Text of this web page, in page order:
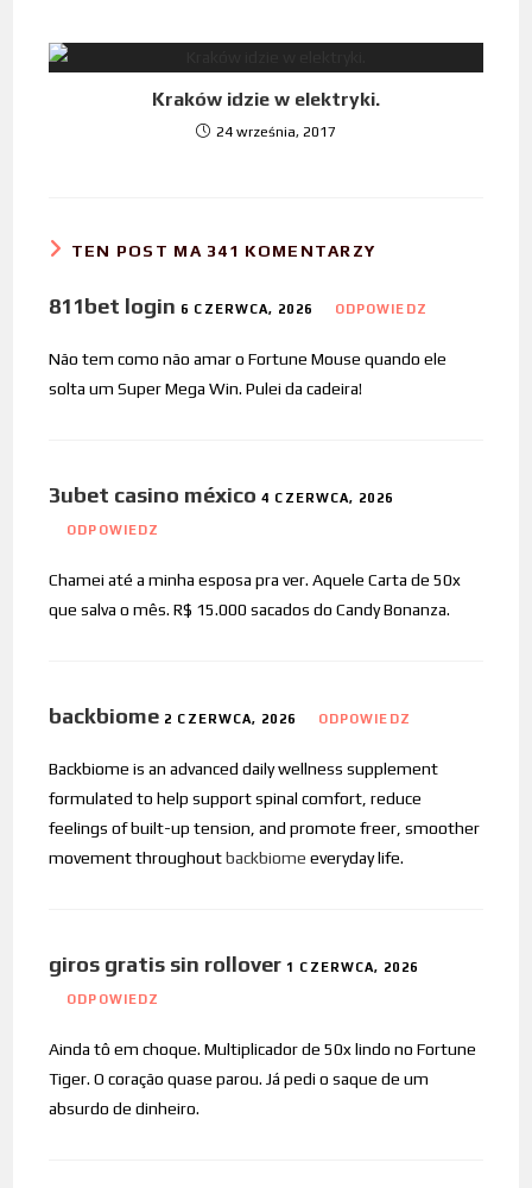
Kraków idzie w elektryki.
24 września, 2017
TEN POST MA 341 KOMENTARZY
811bet login 6 CZERWCA, 2026 ODPOWIEDZ
Não tem como não amar o Fortune Mouse quando ele
solta um Super Mega Win. Pulei da cadeira!
3ubet casino méxico 4 CZERWCA, 2026
ODPOWIEDZ
Chamei até a minha esposa pra ver. Aquele Carta de 50x
que salva o mês. R$ 15.000 sacados do Candy Bonanza.
backbiome 2 CZERWCA, 2026 ODPOWIEDZ
Backbiome is an advanced daily wellness supplement
formulated to help support spinal comfort, reduce
feelings of built-up tension, and promote freer, smoother
movement throughoutbackbiome everyday life.
giros gratis sin rollover 1 CZERWCA, 2026
ODPOWIEDZ
Ainda tô em choque. Multiplicador de 50x lindo no Fortune
Tiger. O coração quase parou. Já pedi o saque de um
absurdo de dinheiro.